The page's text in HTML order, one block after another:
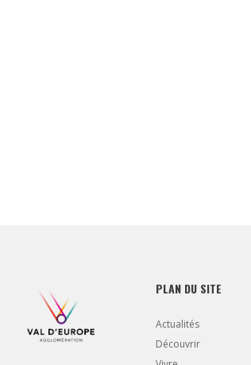
PLAN DU SITE
Actualités
Découvrir